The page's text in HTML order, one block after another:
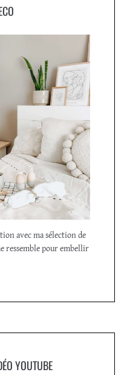
avec ma sélection de
ressemble pour embellir
YOUTUBE